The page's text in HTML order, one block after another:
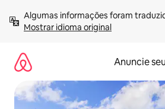
para
Mostrar idioma original
Anuncie